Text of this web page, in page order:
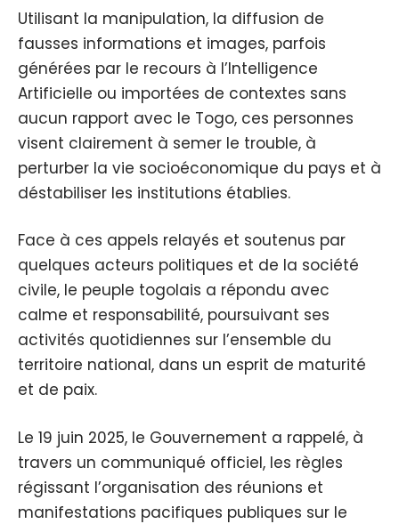
Utilisant la manipulation, la diffusion de
fausses informations et images, parfois
générées par le recours à l’Intelligence
Artificielle ou importées de contextes sans
aucun rapport avec le Togo, ces personnes
visent clairement à semer le trouble, à
perturber la vie socioéconomique du pays et à
déstabiliser les institutions établies.
Face à ces appels relayés et soutenus par
quelques acteurs politiques et de la société
civile, le peuple togolais a répondu avec
calme et responsabilité, poursuivant ses
activités quotidiennes sur l’ensemble du
territoire national, dans un esprit de maturité
et de paix.
Le 19 juin 2025, le Gouvernement a rappelé, à
travers un communiqué officiel, les règles
régissant l’organisation des réunions et
manifestations pacifiques publiques sur le